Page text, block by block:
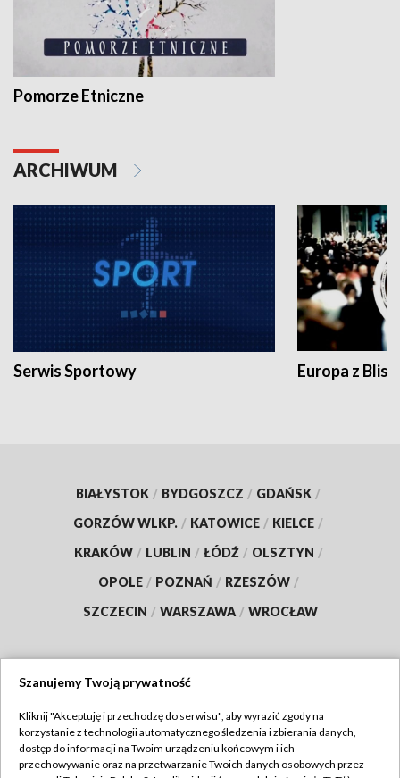
Pomorze Etniczne
ARCHIWUM
Serwis Sportowy Europa z
BIAŁYSTOK / BYDGOSZCZ / GDAŃSK /
GORZÓW WLKP. / KATOWICE / KIELCE /
KRAKÓW / LUBLIN / ŁÓDŹ / OLSZTYN /
OPOLE / POZNAŃ / RZESZÓW /
SZCZECIN / WARSZAWA / WROCŁAW
TVP
Abonament TVP
Regulamin TVP
Szanujemy Twoją prywatność
Kliknij "Akceptuję i przechodzę do serwisu", aby wyrazić zgody na
korzystanie z technologii automatycznego śledzenia i zbierania danych,
dostęp do informacji na Twoim urządzeniu końcowym i ich
przechowywanie oraz na przetwarzanie Twoich danych osobowych przez